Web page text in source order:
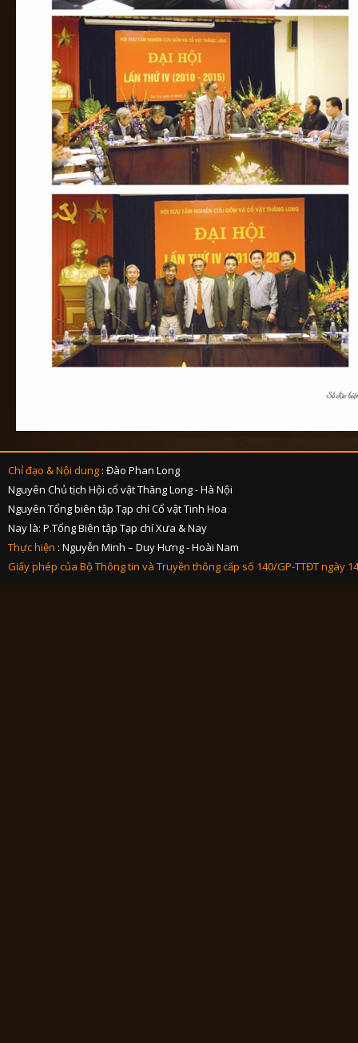
Chỉ đạo & Nội dung : Đào Phan Long
Nguyên Chủ tịch Hội cổ vật Thăng Long - Hà Nội
Nguyên Tổng biên tập Tạp chí Cổ vật Tinh Hoa
Nay là: P.Tổng Biên tập Tạp chí Xưa & Nay
Thực hiện : Nguyễn Minh – Duy Hưng - Hoài Nam
Giấy phép của Bộ Thông tin và Truyền thông cấp số 140/GP-TTĐT ngày